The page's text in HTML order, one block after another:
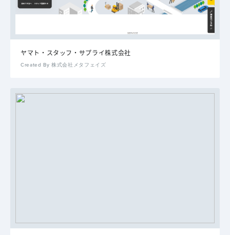
ヤマト・スタッフ・サプライ株式会社
Created By 株式会社メタフェイズ